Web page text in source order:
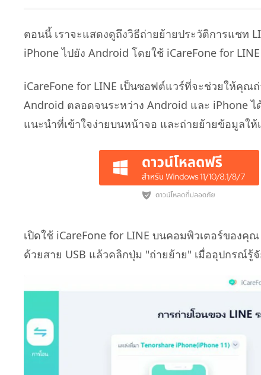
ตอนนี้ เราจะแสดงดูถึงวิธีถ่ายย้ายประวัติการแชท
iPhone ไปยัง Android โดยใช้ iCareFone for
iCareFone for LINE เป็นซอฟต์แวร์ที่จะช่วยให้คุณ
Android ตลอดจนระหว่าง Android และ iPhone ไ
แนะนำที่เข้าใจง่ายบนหน้าจอ และถ่ายย้ายข้อมูลให้
เปิดใช้ iCareFone for LINE บนคอมพิวเตอร์ของ
ด้วยสาย USB แล้วคลิกปุ่ม "ถ่ายย้าย" เมื่ออุปกรณ์รู้